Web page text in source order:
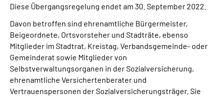
Mein Kundenportal
Diese Übergangsregelung endet am 30. September 2022.
Davon betroffen sind ehrenamtliche Bürgermeister,
Beigeordnete, Ortsvorsteher und Stadträte, ebenso
Mitglieder im Stadtrat, Kreistag, Verbandsgemeinde- oder
Gemeinderat sowie Mitglieder von
Selbstverwaltungsorganen in der Sozialversicherung,
ehrenamtliche Versichertenberater und
Vertrauenspersonen der Sozialversicherungsträger. Sie